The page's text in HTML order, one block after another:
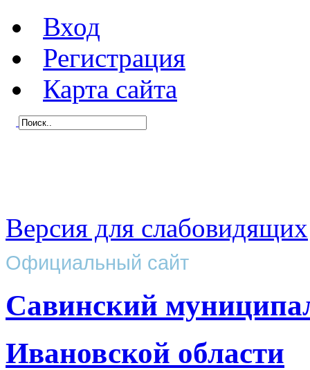
Вход
Регистрация
Карта сайта
Версия для слабовидящих
Официальный сайт
Савинский
Ивановской области